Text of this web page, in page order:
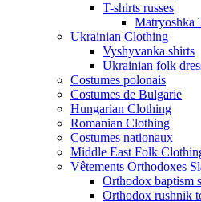
T-shirts russes
Matryoshka
Ukrainian Clothing
Vyshyvanka shirts
Ukrainian folk
Costumes polonais
Costumes de Bulgarie
Hungarian Clothing
Romanian Clothing
Costumes nationaux
Middle East Folk
Vêtements Orthodoxes
Orthodox baptism
Orthodox rushnik